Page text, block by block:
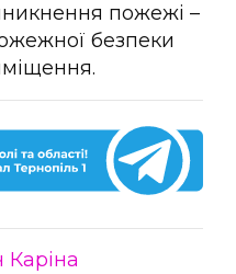
пожежі –
безпеки